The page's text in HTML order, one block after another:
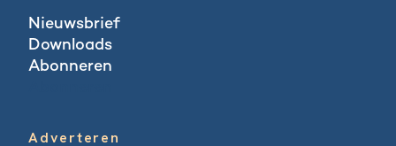
Nieuwsbrief
Downloads
Abonneren
Adverteren